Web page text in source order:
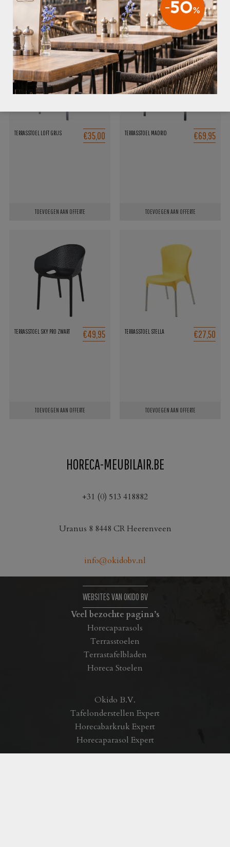
GERELATEERDE PRODUCTEN
TERRASSTOEL LOFT GRIJS €35,00
TOEVOEGEN AAN OFFERTE
TERRASSTOEL MADRID €69,95
TOEVOEGEN AAN OFFERTE
TERRASSTOEL SKY PRO ZWART €49,95
TOEVOEGEN AAN OFFERTE
TERRASSTOEL STELLA €27,50
TOEVOEGEN AAN OFFERTE
HORECA-MEUBILAIR.BE
+31 (0) 513 418882
Uranus 8 8448 CR Heerenveen
info@okidobv.nl
WEBSITES VAN OKIDO BV
Veel bezochte pagina’s
Horecaparasols
Terrasstoelen
Terrastafelbladen
Horeca Stoelen
Okido B.V.
Tafelonderstellen Expert
Horecabarkruk Expert
Horecaparasol Expert